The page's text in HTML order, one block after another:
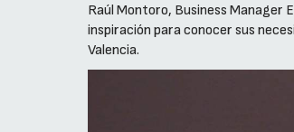
Raúl Montoro, Business Manager
inspiración para conocer sus
Valencia.